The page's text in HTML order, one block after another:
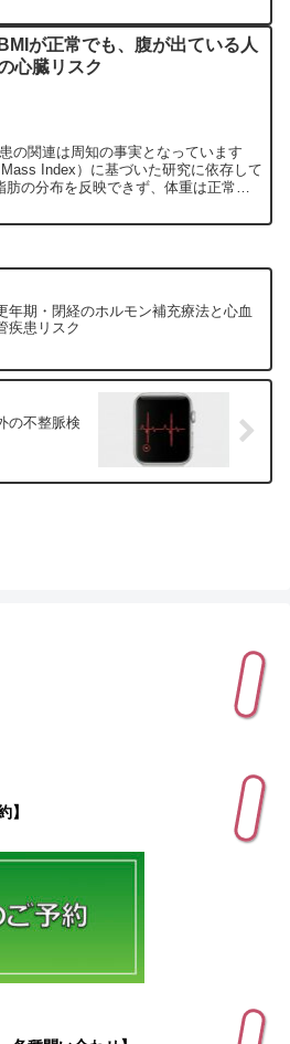
BMIが正常でも、腹が出ている人
心臓リスク
の関連は周知の事実となっています
Index）に基づいた研究に依存して
の分布を反映できず、体重は正常で
年期・閉経のホルモン補充療法と心血
疾患リスク
の不整脈検
】